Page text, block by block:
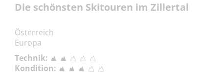
Die schönsten Skitouren im Zillertal
Österreich
Europa
Technik:
Kondition: